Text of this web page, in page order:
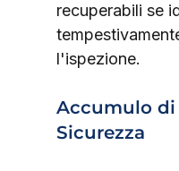
recuperabili se
l'ispezione.
Accumulo di
Sicurezza